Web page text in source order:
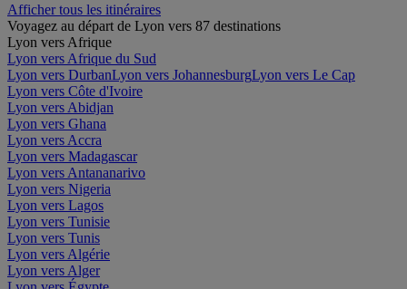
Afficher tous les itinéraires
Voyagez au départ de Lyon vers 87 destinations
Lyon vers Afrique
Lyon vers Afrique du Sud
Lyon vers DurbanLyon vers JohannesburgLyon vers Le Cap
Lyon vers Côte d'Ivoire
Lyon vers Abidjan
Lyon vers Ghana
Lyon vers Accra
Lyon vers Madagascar
Lyon vers Antananarivo
Lyon vers Nigeria
Lyon vers Lagos
Lyon vers Tunisie
Lyon vers Tunis
Lyon vers Algérie
Lyon vers Alger